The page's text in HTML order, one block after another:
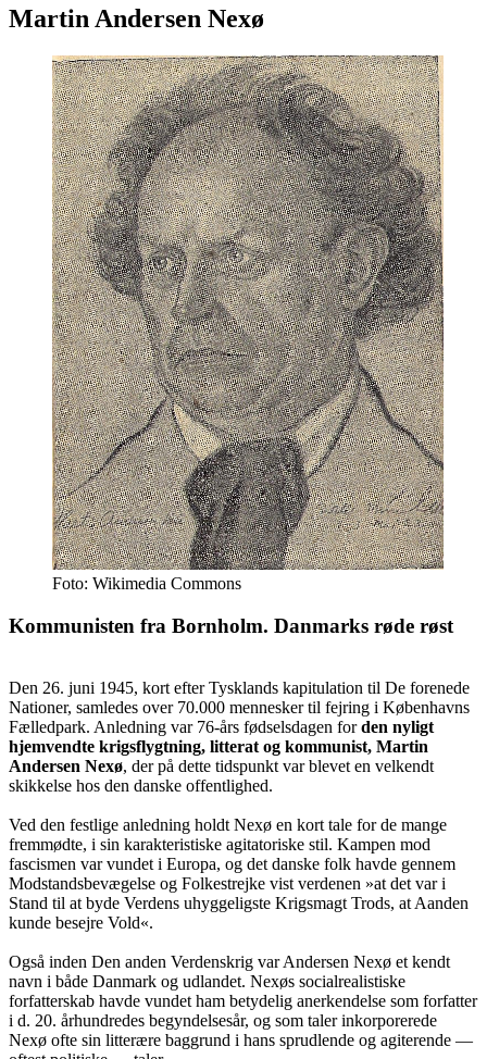
Martin Andersen Nexø
Foto: Wikimedia Commons
Kommunisten fra Bornholm. Danmarks røde røst
Den 26. juni 1945, kort efter Tysklands kapitulation til De forenede
Nationer, samledes over 70.000 mennesker til fejring i Københavns
Fælledpark. Anledning var 76-års fødselsdagen forden nyligt
hjemvendte krigsflygtning, litterat og kommunist, Martin
Andersen Nexø, der på dette tidspunkt var blevet en velkendt
skikkelse hos den danske offentlighed.
Ved den festlige anledning holdt Nexø en kort tale for de mange
fremmødte, i sin karakteristiske agitatoriske stil. Kampen mod
fascismen var vundet i Europa, og det danske folk havde gennem
Modstandsbevægelse og Folkestrejke vist verdenen »at det var i
Stand til at byde Verdens uhyggeligste Krigsmagt Trods, at Aanden
kunde besejre Vold«.
Også inden Den anden Verdenskrig var Andersen Nexø et kendt
navn i både Danmark og udlandet. Nexøs socialrealistiske
forfatterskab havde vundet ham betydelig anerkendelse som forfatter
i d. 20. århundredes begyndelsesår, og som taler inkorporerede
Nexø ofte sin litterære baggrund i hans sprudlende og agiterende —